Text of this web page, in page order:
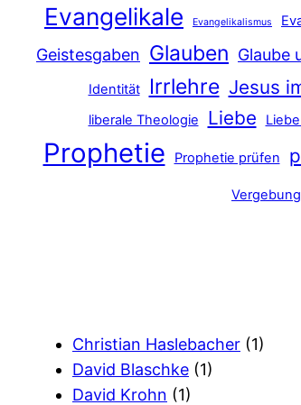
Evangelikale Evangelikalismus
Geistesgaben Glauben Glaube
Identität Irrlehre Jesus
liberale Theologie Liebe
Prophetie Prophetie prüfen
Vergebung
Christian Haslebacher (1)
David Blaschke (1)
David Krohn (1)